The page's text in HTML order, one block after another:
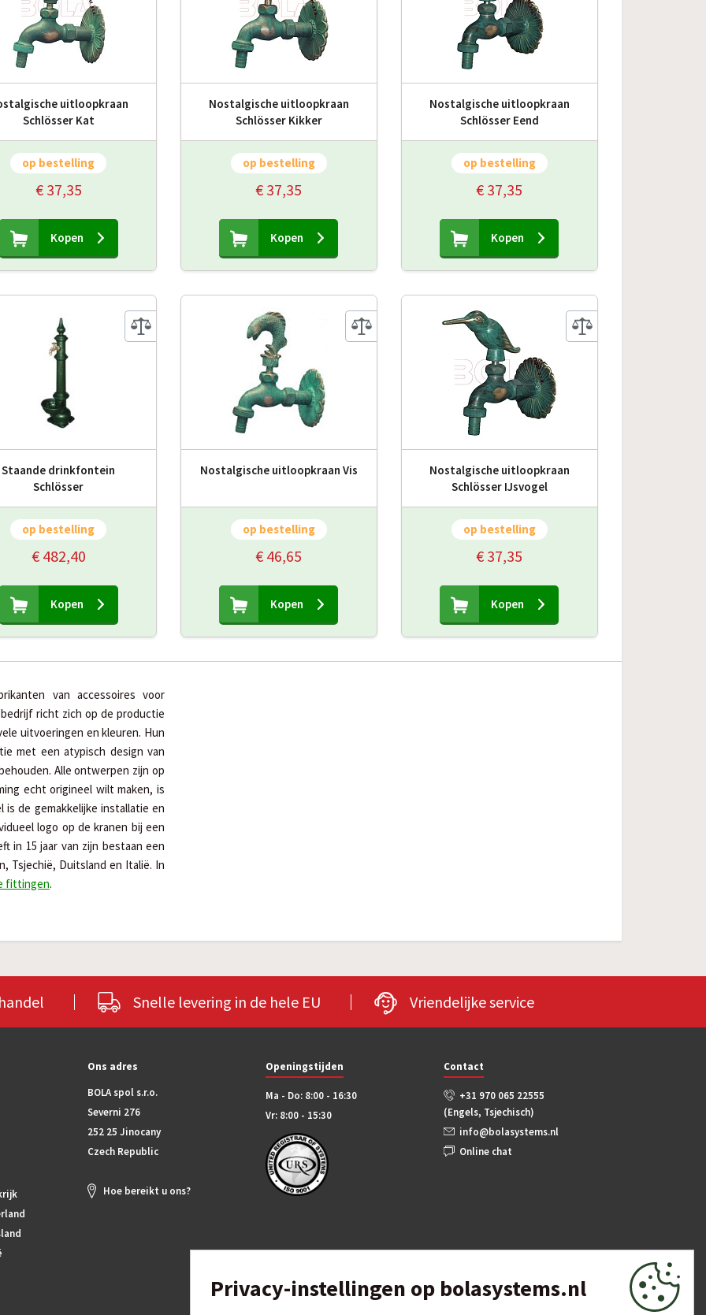
Privacy-instellingen op bolasystems.nl
uitloopkraan
Schlösser Kat
op bestelling
€ 37,35
Kopen
Nostalgische uitloopkraan
Schlösser Kikker
op bestelling
€ 37,35
Kopen
Nostalgische uitloopkraan
Schlösser Eend
op bestelling
€ 37,35
Kopen
Staande drinkfontein
Schlösser
op bestelling
€ 482,40
Kopen
Nostalgische uitloopkraan Vis
op bestelling
€ 46,65
Kopen
Nostalgische uitloopkraan
Schlösser IJsvogel
op bestelling
€ 37,35
Kopen
van accessoires voor
richt zich op de productie
uitvoeringen en kleuren. Hun
met een atypisch design van
Alle ontwerpen zijn op
echt origineel wilt maken, is
is de gemakkelijke installatie en
logo op de kranen bij een
in 15 jaar van zijn bestaan een
Tsjechië, Duitsland en Italië. In
fittingen.
Snelle levering in de hele EU Vriendelijke service
Ons adres
BOLA spol s.r.o.
Severni 276
252 25 Jinocany
Czech Republic
Hoe bereikt u ons?
Openingstijden
Ma - Do: 8:00 - 16:30
Vr: 8:00 - 15:30
Contact
+31 970 065 22555
(Engels, Tsjechisch)
info@bolasystems.nl
Online chat